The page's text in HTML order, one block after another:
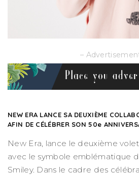
–
NEW ERA LANCE SA DEUXIÈME
AFIN DE CÉLÉBRER SON 50e
New Era, lance le deuxième
avec le symbole emblématique
Smiley. Dans le cadre des